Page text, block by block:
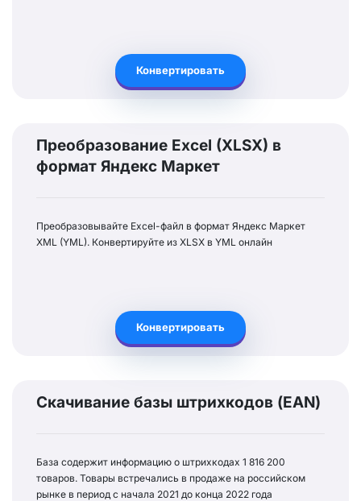
Конвертировать
Преобразование Excel (XLSX) в
формат Яндекс Маркет
Преобразовывайте Excel-файл в формат Яндекс Маркет
XML (YML). Конвертируйте из XLSX в YML онлайн
Конвертировать
Скачивание базы штрихкодов (EAN)
База содержит информацию о штрихкодах 1 816 200
товаров. Товары встречались в продаже на российском
рынке в период с начала 2021 до конца 2022 года